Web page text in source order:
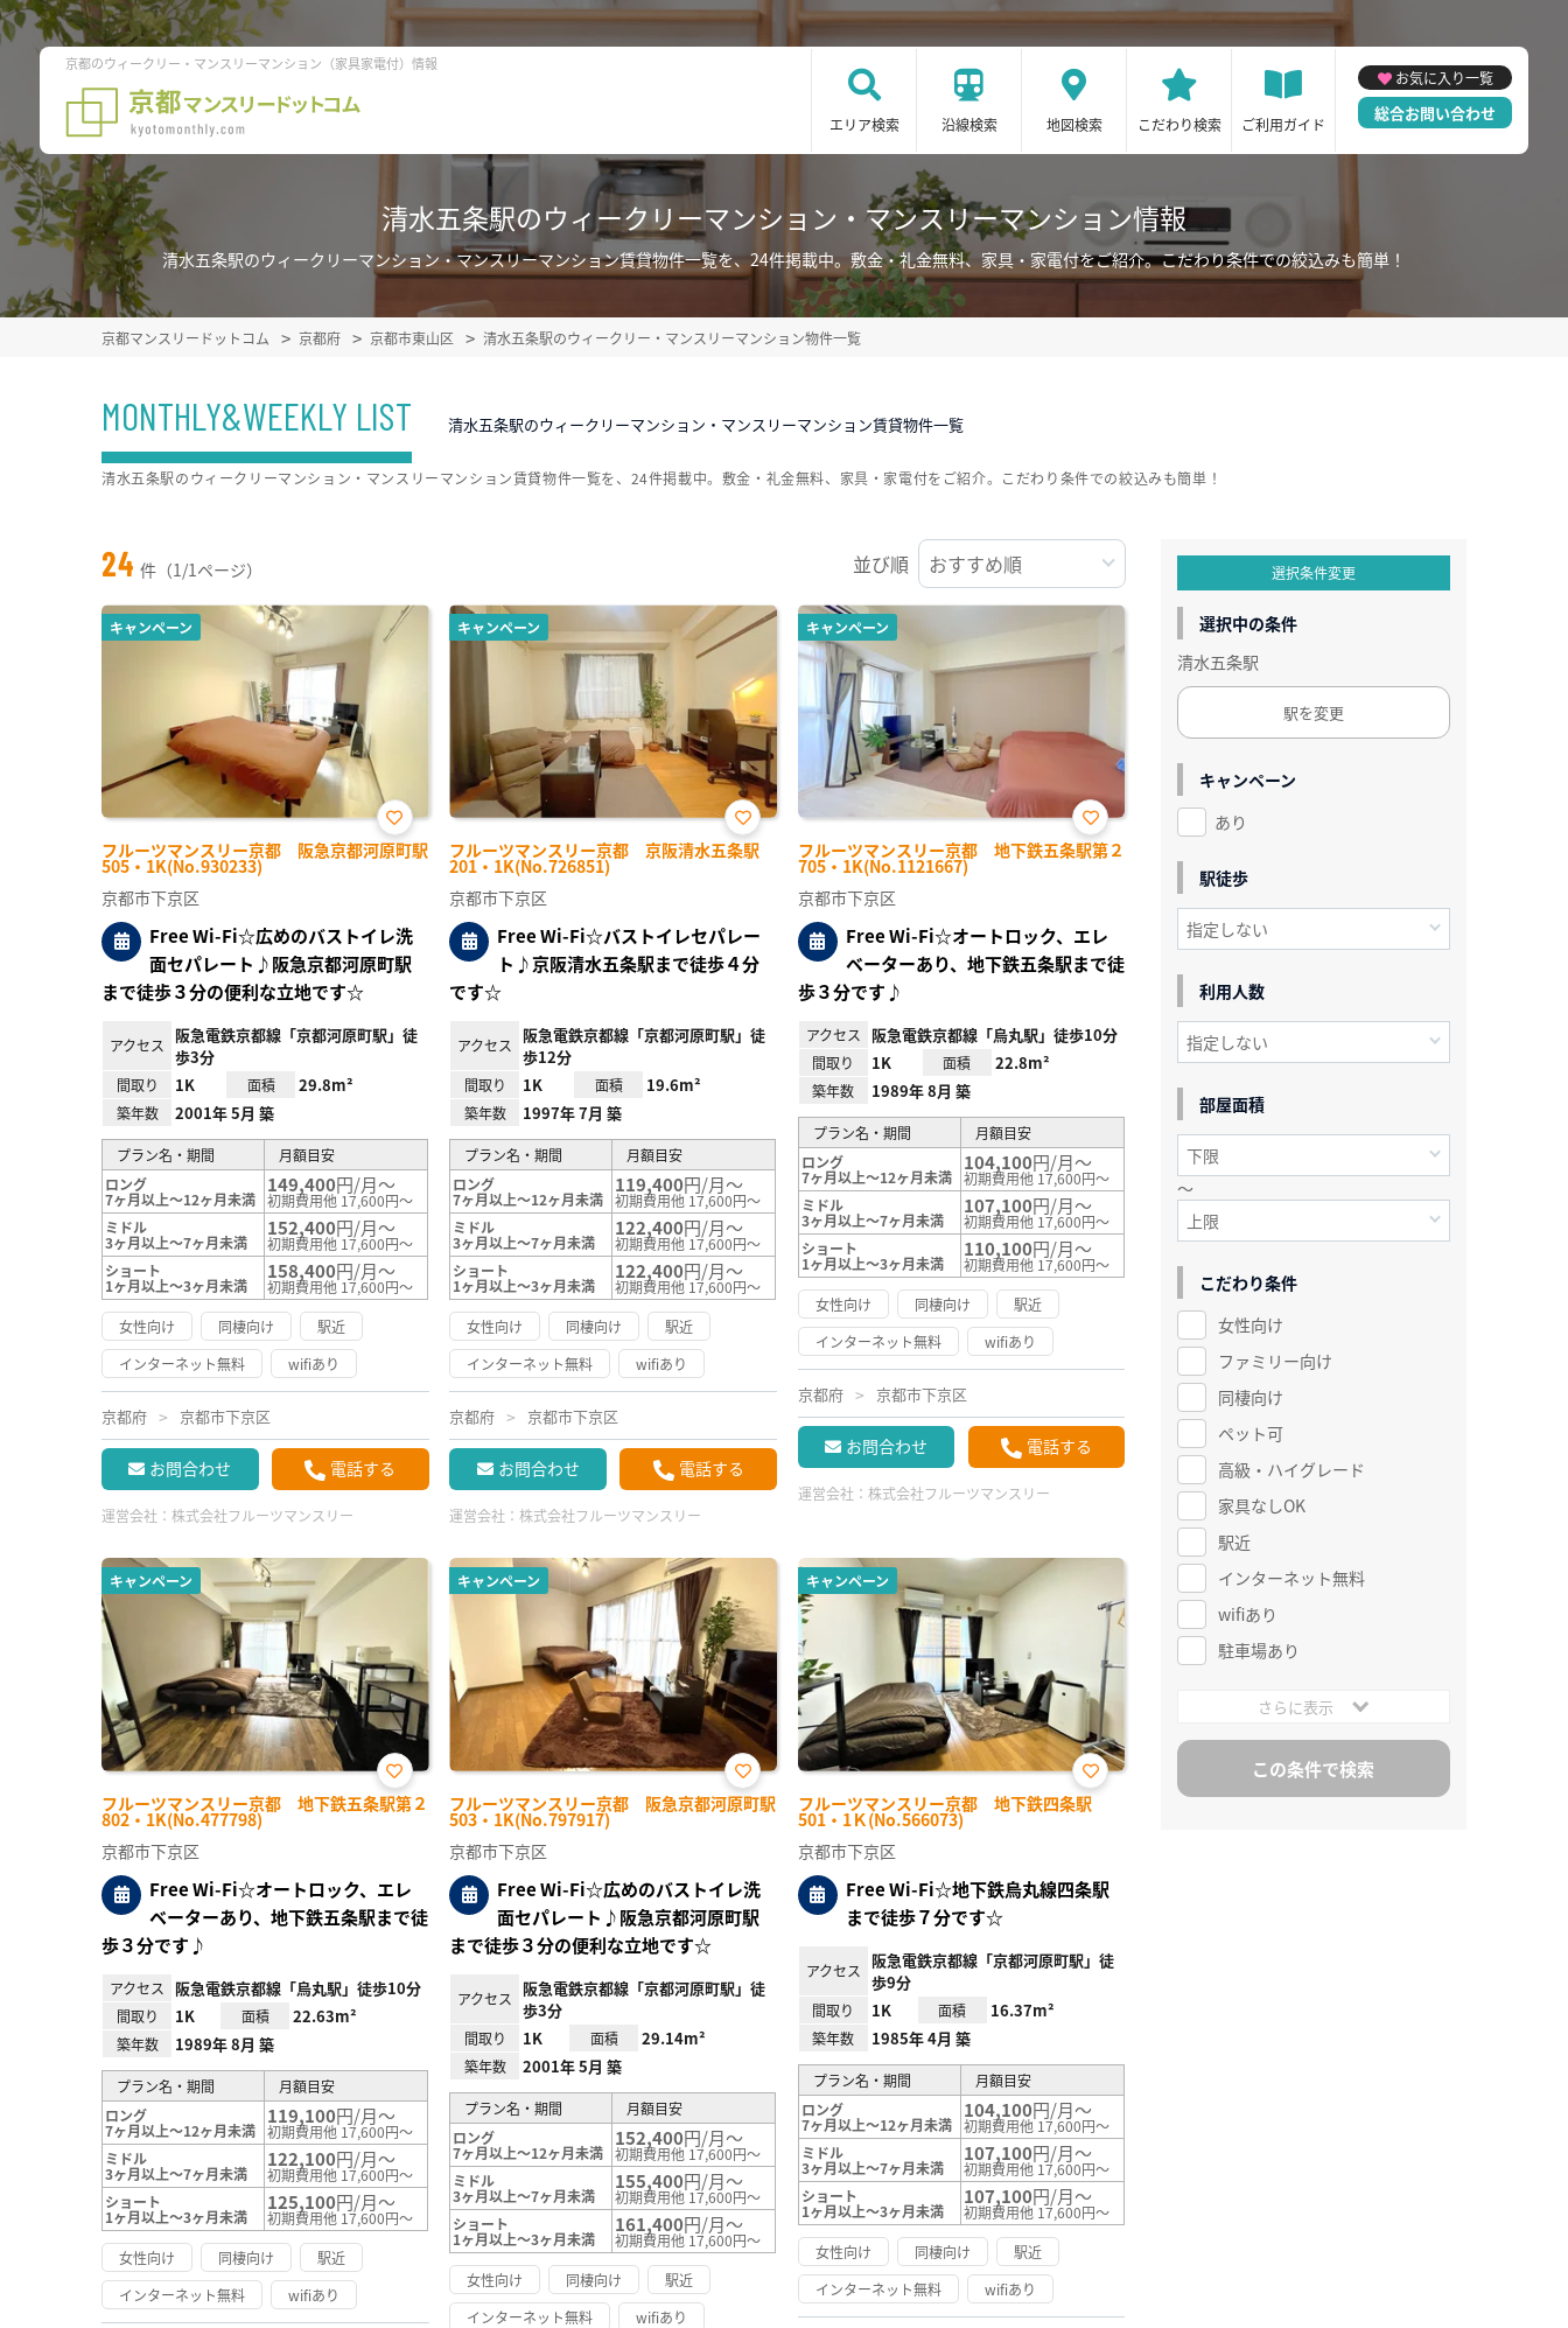
京都のウィークリー・マンスリーマンション（家具家電付）情報
エリア検索 沿線検索 地図検索 こだわり検索 ご利用ガイド
お気に入り一覧
総合お問い合わせ
清水五条駅のウィークリーマンション・マンスリーマンション情報
清水五条駅のウィークリーマンション・マンスリーマンション賃貸物件一覧を、24件掲載中。敷金・礼金無料、家具・家電付をご紹介。こだわり条件での絞込みも簡単！
京都マンスリードットコム 京都府 京都市東山区 清水五条駅のウィークリー・マンスリーマンション物件一覧
MONTHLY&WEEKLY LIST 清水五条駅のウィークリーマンション・マンスリーマンション賃貸物件一覧
24 件（1/1ページ） 並び順
キャンペーン
フルーツマンスリー京都 阪急京都河原町駅
505・1K(No.930233)
お気
に入
京都市下京区
Free Wi-Fi☆広めのバストイレ洗
面セパレート♪阪急京都河原町駅
まで徒歩３分の便利な立地です☆
アクセス
阪急電鉄京都線「京都河原町駅」徒
歩3分
間取り 1K 面積 29.8m²
築年数 2001年 5月 築
プラン名・期間
月額目安
ロング
7ヶ月以上～12ヶ月未満
149,400円/月～
初期費用他 17,600円～
ミドル
3ヶ月以上～7ヶ月未満
152,400円/月～
初期費用他 17,600円～
ショート
1ヶ月以上～3ヶ月未満
158,400円/月～
初期費用他 17,600円～
女性向け
同棲向け
駅近
インターネット無料
wifiあり
京都府 京都市下京区
お問合わせ 電話する
運営会社： 株式会社フルーツマンスリー
キャンペーン
フルーツマンスリー京都 京阪清水五条駅
201・1K(No.726851)
お気
に入
京都市下京区
Free Wi-Fi☆バストイレセパレー
ト♪京阪清水五条駅まで徒歩４分
です☆
アクセス
阪急電鉄京都線「京都河原町駅」徒
歩12分
間取り 1K 面積 19.6m²
築年数 1997年 7月 築
プラン名・期間
月額目安
ロング
7ヶ月以上～12ヶ月未満
119,400円/月～
初期費用他 17,600円～
ミドル
3ヶ月以上～7ヶ月未満
122,400円/月～
初期費用他 17,600円～
ショート
1ヶ月以上～3ヶ月未満
122,400円/月～
初期費用他 17,600円～
女性向け
同棲向け
駅近
インターネット無料
wifiあり
京都府 京都市下京区
お問合わせ 電話する
運営会社：株式会社フルーツマンスリー
キャンペーン
フルーツマンスリー京都 地下鉄五条駅第２
705・1K(No.1121667)
お気
に入
京都市下京区
Free Wi-Fi☆オートロック、エレ
ベーターあり、地下鉄五条駅まで徒
歩３分です♪
アクセス 阪急電鉄京都線「烏丸駅」徒歩10分
間取り 1K 面積 22.8m²
築年数 1989年 8月 築
プラン名・期間
月額目安
ロング
7ヶ月以上～12ヶ月未満
104,100円/月～
初期費用他 17,600円～
ミドル
3ヶ月以上～7ヶ月未満
107,100円/月～
初期費用他 17,600円～
ショート
1ヶ月以上～3ヶ月未満
110,100円/月～
初期費用他 17,600円～
女性向け
同棲向け
駅近
インターネット無料
wifiあり
京都府 京都市下京区
お問合わせ 電話する
運営会社： 株式会社フルーツマンスリー
キャンペーン
フルーツマンスリー京都 地下鉄五条駅第２
802・1K(No.477798)
お気
に入
京都市下京区
Free Wi-Fi☆オートロック、エレ
ベーターあり、地下鉄五条駅まで徒
歩３分です♪
アクセス 阪急電鉄京都線「烏丸駅」徒歩10分
間取り 1K 面積 22.63m²
築年数 1989年 8月 築
プラン名・期間
月額目安
ロング
7ヶ月以上～12ヶ月未満
119,100円/月～
初期費用他 17,600円～
ミドル
3ヶ月以上～7ヶ月未満
122,100円/月～
初期費用他 17,600円～
ショート
1ヶ月以上～3ヶ月未満
125,100円/月～
初期費用他 17,600円～
女性向け
同棲向け
駅近
インターネット無料
wifiあり
キャンペーン
フルーツマンスリー京都 阪急京都河原町駅
503・1K(No.797917)
お気
に入
京都市下京区
Free Wi-Fi☆広めのバストイレ洗
面セパレート♪阪急京都河原町駅
まで徒歩３分の便利な立地です☆
アクセス
阪急電鉄京都線「京都河原町駅」徒
歩3分
間取り 1K 面積 29.14m²
築年数 2001年 5月 築
プラン名・期間
月額目安
ロング
7ヶ月以上～12ヶ月未満
152,400円/月～
初期費用他 17,600円～
ミドル
3ヶ月以上～7ヶ月未満
155,400円/月～
初期費用他 17,600円～
ショート
1ヶ月以上～3ヶ月未満
161,400円/月～
初期費用他 17,600円～
女性向け
同棲向け
駅近
インターネット無料
wifiあり
キャンペーン
フルーツマンスリー京都 地下鉄四条駅
501・1Ｋ(No.566073)
お気
に入
京都市下京区
Free Wi-Fi☆地下鉄烏丸線四条駅
まで徒歩７分です☆
アクセス
阪急電鉄京都線「京都河原町駅」徒
歩9分
間取り 1K 面積 16.37m²
築年数 1985年 4月 築
プラン名・期間
月額目安
ロング
7ヶ月以上～12ヶ月未満
104,100円/月～
初期費用他 17,600円～
ミドル
3ヶ月以上～7ヶ月未満
107,100円/月～
初期費用他 17,600円～
ショート
1ヶ月以上～3ヶ月未満
107,100円/月～
初期費用他 17,600円～
女性向け
同棲向け
駅近
インターネット無料
wifiあり
清水五条駅のウィークリーマンション・マンスリーマンション賃貸物件一覧を、24件掲載中。敷金・礼金無料、家具・家電付をご紹介。こだわり条件での絞込みも簡単！
選択条件変更
選択中の条件
清水五条駅
駅を変更
キャンペーン
あり
駅徒歩
利用人数
部屋面積
～
こだわり条件
女性向け
ファミリー向け
同棲向け
ペット可
高級・ハイグレード
家具なしOK
駅近
インターネット無料
wifiあり
駐車場あり
さらに表示